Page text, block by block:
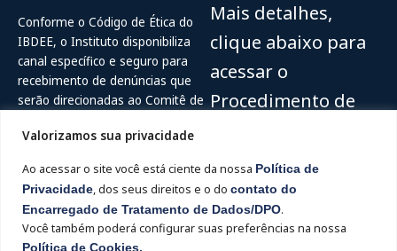
Valorizamos sua privacidade
Ao acessar o site você está ciente da nossa Política de
Privacidade, dos seus direitos e o do contato do
Encarregado de Tratamento de Dados/DPO.
Você também poderá configurar suas preferências na nossa
Política de Cookies.
Conforme o Código de Ética do
IBDEE, o Instituto disponibiliza
canal específico e seguro para
recebimento de denúncias que
serão direcionadas ao Comitê de
Ouvidor Digital )
Hotline: 0800-515-2204
Mais detalhes,
clique abaixo para
acessar o
Procedimento de
tratamento de
denúncias
Acesse